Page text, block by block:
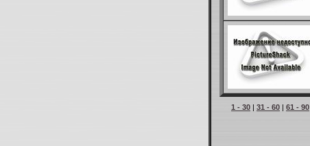
1 - 30 | 31 - 60 | 61 - 90